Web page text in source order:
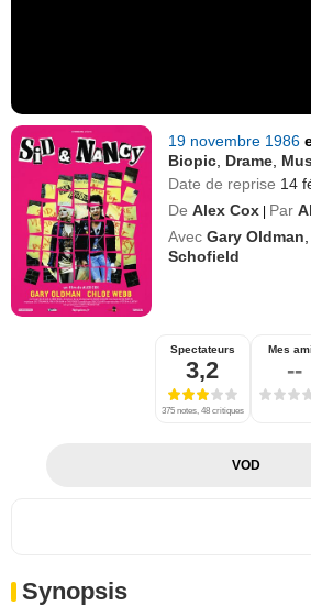
19 novembre 1986
Biopic Drame
Date de reprise 14
De Alex Cox | Par
Avec Gary Oldman
Schofield
Spectateurs
3,2
375 notes, 48 critiques
Mes
--
VOD
Synopsis